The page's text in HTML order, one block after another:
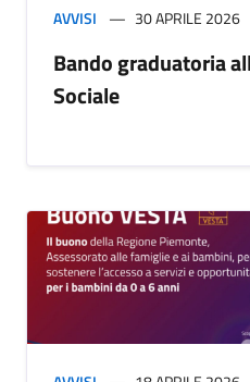
AVVISI 30 APRILE 2026
Bando graduatoria
Sociale